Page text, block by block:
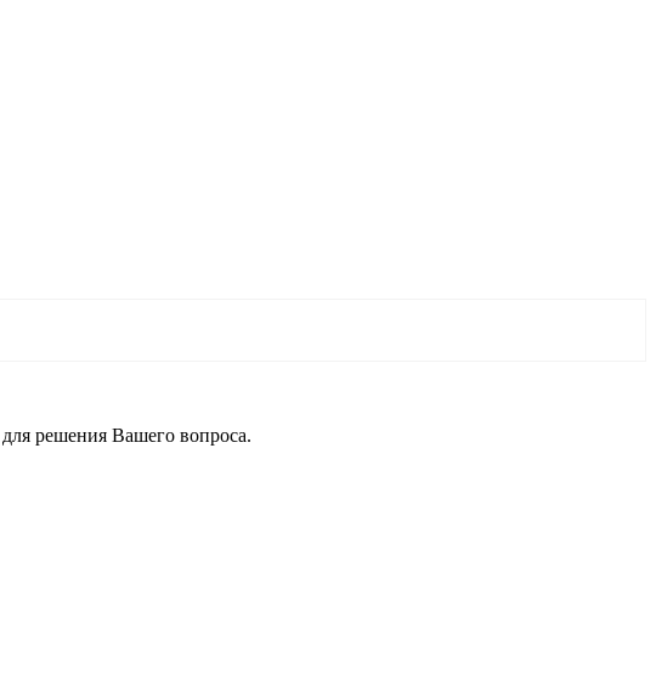
решения Вашего вопроса.